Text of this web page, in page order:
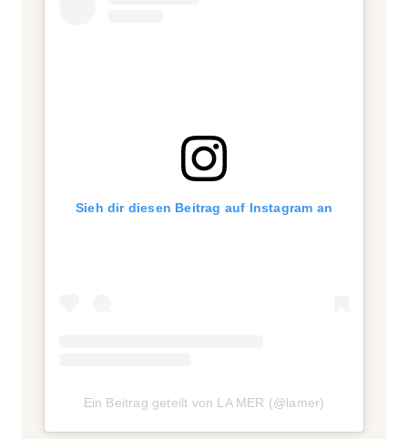
Sieh dir diesen Beitrag auf Instagram an
Ein Beitrag geteilt von LA MER (@lamer)